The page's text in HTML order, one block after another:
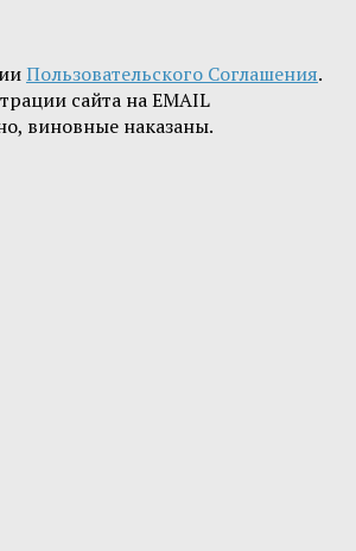
Пользовательского Соглашения.
сайта на EMAIL
виновные наказаны.